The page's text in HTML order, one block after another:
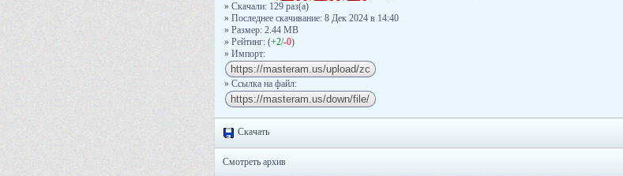
» Скачали: 129 раз(a)
» Последнее скачивание: 8 Дек 2024 в 14:40
» Размер: 2.44 MB
» Рейтинг: (+2/-0)
» Импорт:
» Ссылка на файл:
Скачать
Смотреть архив